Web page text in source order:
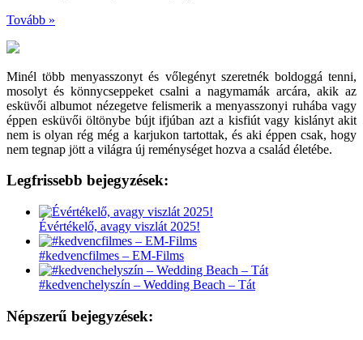
Tovább »
Minél több menyasszonyt és vőlegényt szeretnék boldoggá tenni,
mosolyt és könnycseppeket csalni a nagymamák arcára, akik az
esküvői albumot nézegetve felismerik a menyasszonyi ruhába vagy
éppen esküvői öltönybe bújt ifjúban azt a kisfiút vagy kislányt akit
nem is olyan rég még a karjukon tartottak, és aki éppen csak, hogy
nem tegnap jött a világra új reménységet hozva a család életébe.
Legfrissebb bejegyzések:
Évértékelő, avagy viszlát 2025!
#kedvencfilmes – EM-Films
#kedvenchelyszín – Wedding Beach – Tát
Népszerű bejegyzések: